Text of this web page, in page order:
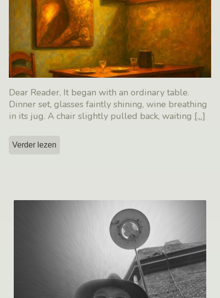
Dear Reader, It began with an ordinary table.
Dinner set, glasses faintly shining, wine breathing
in its jug. A chair slightly pulled back, waiting […]
Verder lezen